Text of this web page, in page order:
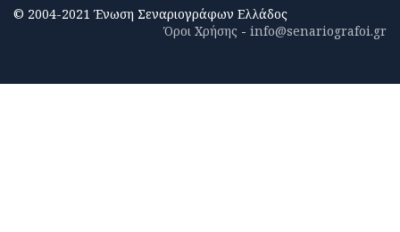
© 2004-2021 Ένωση Σεναριογράφων Ελλάδος
Όροι Χρήσης - info@senariografoi.gr